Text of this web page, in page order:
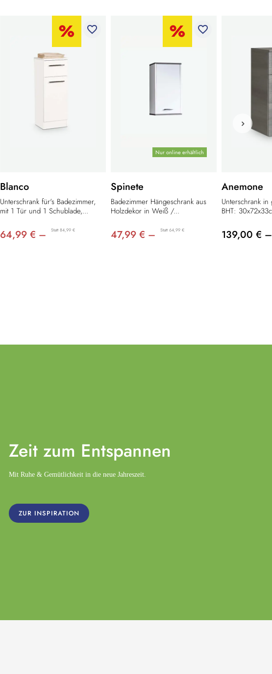
favorite_border
Blanco
Unterschrank für's Badezimmer,
mit 1 Tür und 1 Schublade,...
64,99 € – Statt 84,99 €
Nur online erhältlich
favorite_border
Spinete
Badezimmer Hängeschrank aus
Holzdekor in Weiß /...
47,99 € – Statt 64,99 €
Anemone
Unterschrank
BHT:
139,00 € –
Zeit zum Entspannen
Mit Ruhe & Gemütlichkeit in die neue Jahreszeit.
ZUR INSPIRATION